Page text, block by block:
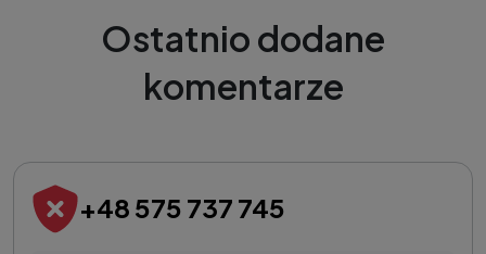
Ostatnio dodane
komentarze
+48 575 737 745